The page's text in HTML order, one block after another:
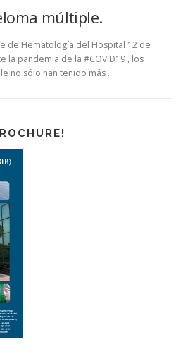
múltiple.
de Hematología del Hospital 12 de
la pandemia de la #COVID19 , los
no sólo han tenido más …